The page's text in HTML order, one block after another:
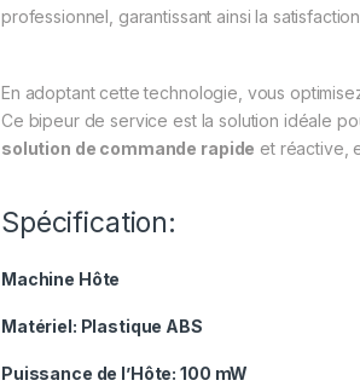
professionnel, garantissant ainsi la
En adoptant cette technologie, vous
Ce bipeur de service est la solution idéale
solution de commande rapide et réactive,
Spécification:
Machine Hôte
Matériel: Plastique ABS
Puissance de l’Hôte: 100 mW